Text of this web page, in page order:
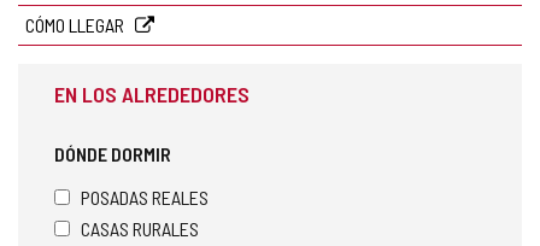
electrónico
CÓMO LLEGAR
EN LOS ALREDEDORES
DÓNDE DORMIR
POSADAS REALES
CASAS RURALES